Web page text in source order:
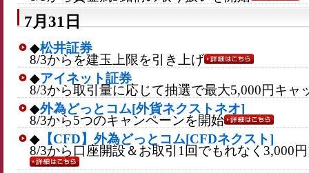
7月31日
◆松井証券
8/3からを建玉上限を引き上げ
◆アイネット証券
8/3から取引量に応じて抽選で最大5,000円キャ
◆外為どっとコム[外貨ネクストネオ]
8/3から5つのキャンペーンを開始
◆ 【CFD】外為どっとコム[CFDネクスト]
8/3から口座開設＆お取引1回でもれなく3,000